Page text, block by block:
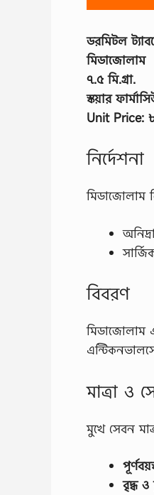
ডরমিটল
মিডাজোলাম
৭.৫ মি.গ্রা.
স্কয়ার
Unit Price:
নির্দেশনা
মিডাজোলাম
বিবরণ
মিডাজোলাম
মাত্রা ও
মুখে সেবন
বৃদ্ধ ও